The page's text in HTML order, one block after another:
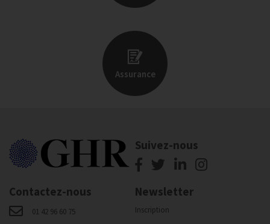
Assurance
Suivez-nous
Contactez-nous
01 42 96 60 75
Newsletter
Inscription